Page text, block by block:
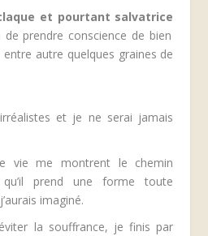
et pourtant salvatrice
prendre conscience de bien
entre autre quelques graines de
et je ne serai jamais
vie me montrent le chemin
prend une forme toute
imaginé.
la souffrance, je finis par